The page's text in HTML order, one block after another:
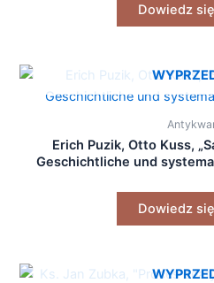
Dowiedz
Erich Puzik, Otto Kuss,
Geschichtliche und
Dowiedz